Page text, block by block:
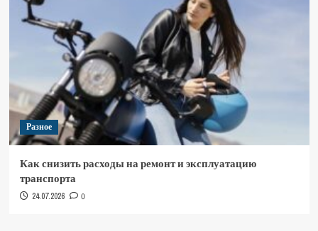
Разное
Как снизить расходы на ремонт и эксплуатацию
транспорта
24.07.2026 0